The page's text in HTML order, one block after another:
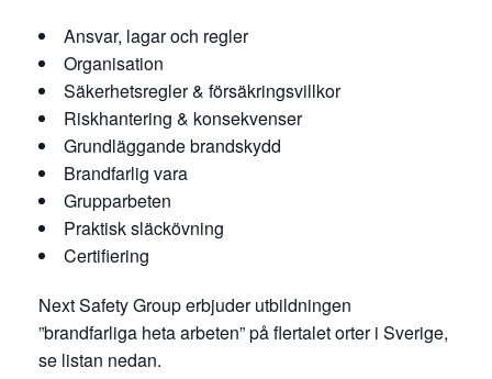
Ansvar, lagar och regler
Organisation
Säkerhetsregler & försäkringsvillkor
Riskhantering & konsekvenser
Grundläggande brandskydd
Brandfarlig vara
Grupparbeten
Praktisk släckövning
Certifiering
Next Safety Group erbjuder utbildningen
”brandfarliga heta arbeten” på flertalet orter i Sverige,
se listan nedan.